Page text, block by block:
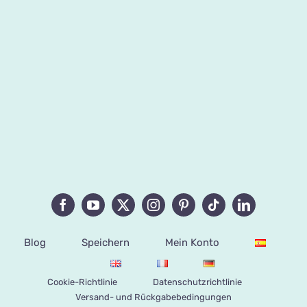
Blog Speichern Mein Konto
Cookie-Richtlinie
Datenschutzrichtlinie
Versand- und Rückgabebedingungen